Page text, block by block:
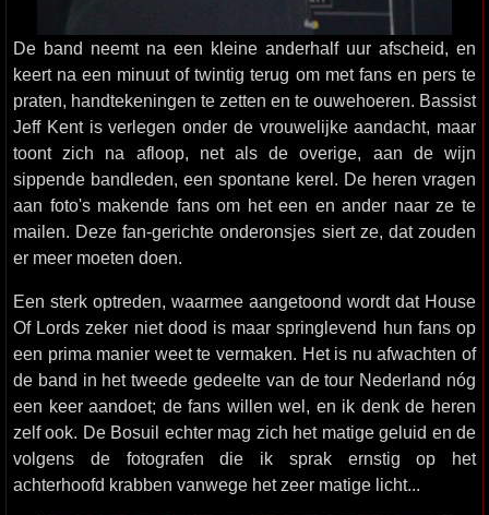
De band neemt na een kleine anderhalf uur afscheid, en
keert na een minuut of twintig terug om met fans en pers te
praten, handtekeningen te zetten en te ouwehoeren. Bassist
Jeff Kent is verlegen onder de vrouwelijke aandacht, maar
toont zich na afloop, net als de overige, aan de wijn
sippende bandleden, een spontane kerel. De heren vragen
aan foto's makende fans om het een en ander naar ze te
mailen. Deze fan-gerichte onderonsjes siert ze, dat zouden
er meer moeten doen.
Een sterk optreden, waarmee aangetoond wordt dat House
Of Lords zeker niet dood is maar springlevend hun fans op
een prima manier weet te vermaken. Het is nu afwachten of
de band in het tweede gedeelte van de tour Nederland nóg
een keer aandoet; de fans willen wel, en ik denk de heren
zelf ook. De Bosuil echter mag zich het matige geluid en de
volgens de fotografen die ik sprak ernstig op het
achterhoofd krabben vanwege het zeer matige licht...